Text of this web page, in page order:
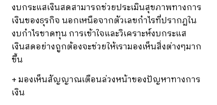
งบกระแสเงินสดสามารถช่วยประเมินสุขภาพทางการ
เงินของธุรกิจ นอกเหนือจากตัวเลขกำไรที่ปรากฏใน
งบกำไรขาดทุน การเข้าใจและวิเคราะห์งบกระแส
เงินสดอย่างถูกต้องจะช่วยให้เรามองเห็นสิ่งต่างๆมาก
ขึ้น
+ มองเห็นสัญญาณเตือนล่วงหน้าของปัญหาทางการ
เงิน